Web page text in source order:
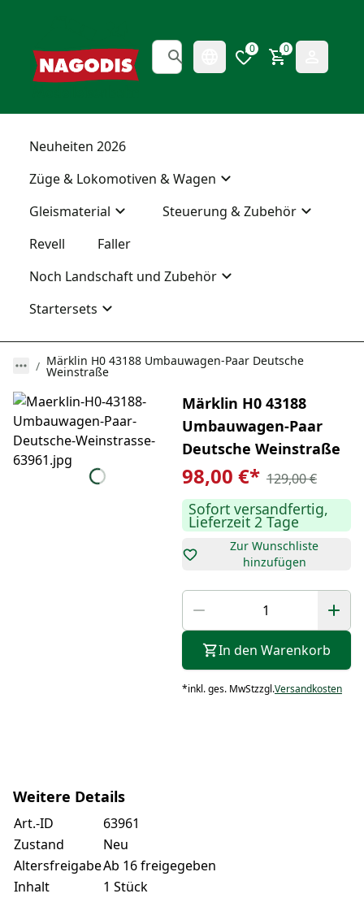
0 0
Neuheiten 2026
Züge & Lokomotiven & Wagen
Gleismaterial
Steuerung & Zubehör
Revell
Faller
Noch Landschaft und Zubehör
Startersets
Märklin H0 43188 Umbauwagen-Paar Deutsche
Weinstraße
Märklin H0 43188
Umbauwagen-Paar
Deutsche Weinstraße
98,00 €* 129,00 €
Sofort versandfertig,
Lieferzeit 2 Tage
Zur Wunschliste
hinzufügen
In den Warenkorb
*inkl. ges. MwStzzgl.Versandkosten
Weitere Details
Art.-ID
63961
Zustand
Neu
AltersfreigabeAb 16 freigegeben
Inhalt
1 Stück